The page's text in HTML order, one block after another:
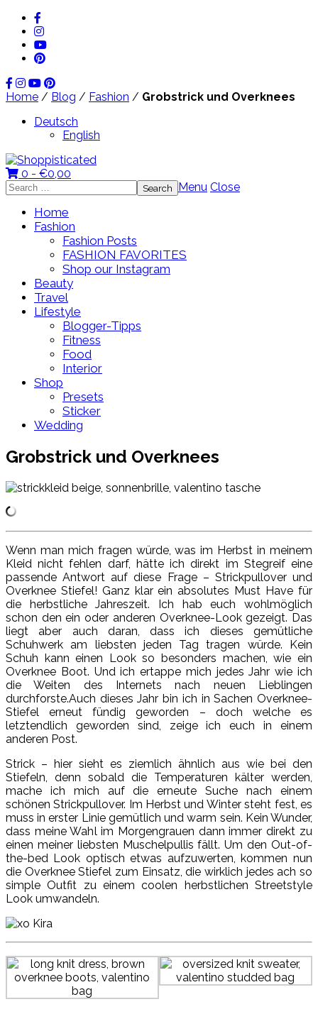
Home / Blog / Fashion / Grobstrick und Overknees
Deutsch
English
0 - €0,00
Search
for:
Menu Close
Home
Fashion
Fashion Posts
FASHION FAVORITES
Shop our Instagram
Beauty
Travel
Lifestyle
Blogger-Tipps
Fitness
Food
Interior
Shop
Presets
Sticker
Wedding
Grobstrick und Overknees
Wenn man mich fragen würde, was im Herbst in meinem
Kleid nicht fehlen darf, hätte ich direkt im Stegreif eine
passende Antwort auf diese Frage – Strickpullover und
Overknee Stiefel! Ganz klar ein absolutes Must Have für
die herbstliche Jahreszeit. Ich hab euch wohlmöglich
schon den ein oder anderen Overknee-Look gezeigt. Das
liegt aber auch daran, dass ich dieses gemütliche
Schuhwerk am liebsten jeden Tag tragen würde. Kein
Schuh kann einen Look so besonders machen, wie ein
Overknee Boot. Und ich ertappe mich jedes Jahr wie ich
die Weiten des Internets nach neuen Lieblingen
durchforste.Auch dieses Jahr bin ich in Sachen Overknee-
Stiefel erneut fündig geworden – doch welche es
letztendlich geworden sind, zeige ich euch in einem
anderen Post.
Strick – hier sieht es ziemlich ähnlich aus wie bei den
Stiefeln, denn sobald die Temperaturen kälter werden,
mache ich mich auf die erneute Suche nach einem
schönen Strickpullover. Im Herbst und Winter steht fest, es
muss in erster Linie gemütlich und warm sein. Kein Wunder,
dass meine Wahl im Morgengrauen dann immer direkt zu
einen meiner liebsten Muschelpullis fällt. Um den Out-of-
the-bed Look optisch etwas aufzuwerten, kommen nun
die Overknee Stiefel zum Einsatz, die wirklich jedes ach so
simple Outfit zu einem coolen herbstlichen Streetstyle
Look umwandeln.